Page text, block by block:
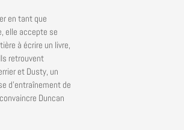
en tant que
elle accepte se
à écrire un livre,
retrouvent
et Dusty, un
d’entraînement de
Duncan